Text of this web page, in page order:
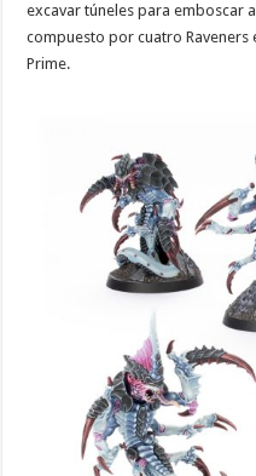
excavar túneles para emboscar
compuesto por cuatro
Prime.